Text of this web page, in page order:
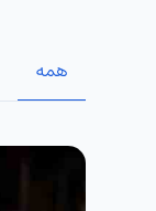
همه